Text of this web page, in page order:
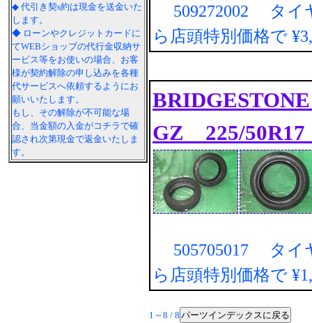
◆ 代引き契s約は現金を送金いた
します。
◆ ローンやクレジットカードに
てWEBショップの代行金収納サ
ービス等をお使いの場合、お客
様が契約解除の申し込みを各種
代サービスへ依頼するようにお
願いいたします。
もし、その解除が不可能な場
合、当金額の入金がコチラで確
認され次第現金で返金いたしま
す。
509272002 タイ
ら店頭特別価格で
GZ 225/50R17
505705017 タイ
ら店頭特別価格で
1～8 / 8 パーツインデックスに戻る